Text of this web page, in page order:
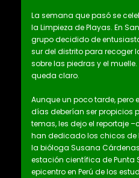
La semana que pasó se
la Limpieza de Playas. En
grupo decidido de
sur del distrito para recoger
sobre las piedras y el
queda claro.
Aunque un poco tarde, pero
días deberían ser propicios
temas, les dejo el reportaje
han dedicado los chicos de
la bióloga Susana
estación científica de Punta
epicentro en Perú de los